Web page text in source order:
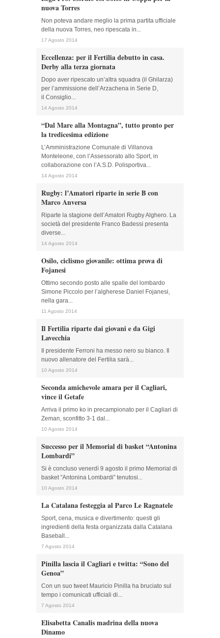
nuova Torres
Non poteva andare meglio la prima partita ufficiale
della nuova Torres, neo ripescata in...
17 Agosto 2014
Eccellenza: per il Fertilia debutto in casa.
Derby alla terza giornata
Dopo aver ripescato un’altra squadra (il Ghilarza)
per l’ammissione dell’Arzachena in Serie D,
il Consiglio...
14 Agosto 2014
“Dal Mare alla Montagna”, tutto pronto per
la tredicesima edizione
L’Amministrazione Comunale di Villanova
Monteleone, con l’Assessorato allo Sport, in
collaborazione con l’A.S.D. Polisportiva...
14 Agosto 2014
Rugby: l’Amatori riparte in serie B con
Marco Anversa
Riparte la stagione dell’Amatori Rugby Alghero. La
società del presidente Franco Badessi presenta
diverse...
14 Agosto 2014
Osilo, ciclismo giovanile: ottima prova di
Fojanesi
Ottimo secondo posto alle spalle del lombardo
Simone Piccolo per l’algherese Daniel Fojanesi,
nella gara...
11 Agosto 2014
Il Fertilia riparte dai giovani e da Gigi
Lavecchia
Il presidente Ferroni ha messo nero su bianco. Il
nuovo allenatore del Fertilia sarà...
10 Agosto 2014
Seconda amichevole amara per il Cagliari,
vince il Getafe
Arriva il primo ko in precampionato per il Cagliari di
Zeman, sconfitto 3-1 dal...
10 Agosto 2014
Successo per il Memorial di basket “Antonina
Lombardi”
Si è concluso venerdì 9 agosto il primo Memorial di
basket ”Antonina Lombardi” tenutosi...
10 Agosto 2014
La Catalana festeggia al Parco Le Ragnatele
Sport, cena, musica e divertimento: questi gli
ingredienti della festa organizzata dalla Catalana
Baseball...
7 Agosto 2014
Pinilla lascia il Cagliari e twitta: “Sono del
Genoa”
Con un suo tweet Mauricio Pinilla ha bruciato sul
tempo i comunicati ufficiali di...
7 Agosto 2014
Elisabetta Canalis madrina della nuova
Dinamo